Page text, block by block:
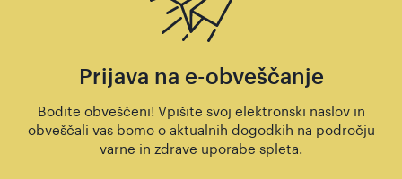
Prijava na e-obveščanje
Bodite obveščeni! Vpišite svoj elektronski naslov in
obveščali vas bomo o aktualnih dogodkih na področju
varne in zdrave uporabe spleta.